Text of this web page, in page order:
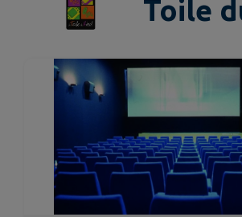
Toile